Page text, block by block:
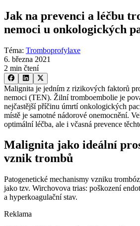
Jak na prevenci a léčbu
nemoci u onkologických
Téma: Tromboprofylaxe
6. března 2021
2 min čtení
Malignita je jedním z rizikových faktorů
nemoci (TEN). Žilní tromboembolie je
nejčastější příčinu úmrtí onkologických
místě je samotné nádorové onemocnění.
optimální léčba, ale i včasná prevence
Malignita jako ideální
vznik trombů
Patogenetické mechanismy vzniku
jako tzv. Wirchovova trias: poškození
a hyperkoagulační stav.
Reklama